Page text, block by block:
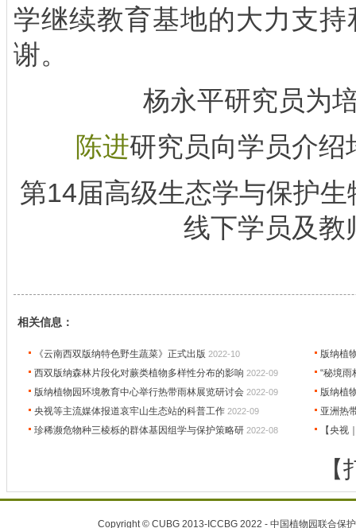
学继续教育基地的大力支
谢。
杨永平研究员为
陈进研究员向学员介绍
第14届高级生态学与保护
线下学员及教
相关信息：
《云南西双版纳特色野生蔬菜》正式出版 2022-10
版纳植
西双版纳森林片段化对蕨类植物多样性分布的影响 2022-09
“秘境雨
版纳植物园环境教育中心举行热带雨林展览研讨会 2022-09
版纳植
央视等主流媒体报道哀牢山生态站的科普工作 2022-09
亚洲热
珍稀濒危物种三棱栎的群体基因组学与保护策略研 2022-08 【央视
Copyright © CUBG 2013-ICCBG 2022 - 中国植物园联合保